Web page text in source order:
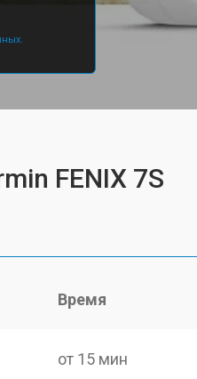
FENIX 7S
Время
от 15 мин